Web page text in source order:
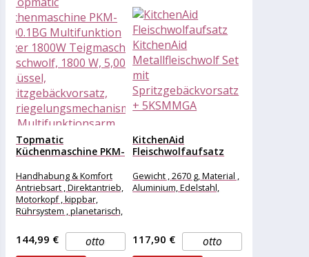
Topmatic
Küchenmaschine PKM-
Multifunktion Mixer
1800W Teigmaschine...
Handhabung & Komfort
Antriebsart , Direktantrieb,
Motorkopf , kippbar,
Rührsystem , planetarisch,
Klicksystem, Art der Füße
otto
144,99 €
KitchenAid
Fleischwolfaufsatz
Metallfleischwolf Set
mit
Gewicht , 2670 g, Material ,
Aluminium, Edelstahl,
otto
117,90 €